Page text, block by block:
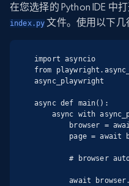
在您选择的 Python IDE 中
index.py 文件。使用以下几
import asyncio
from
async_playwright
async def main():
        # browser automation logic...
        await browser.close()